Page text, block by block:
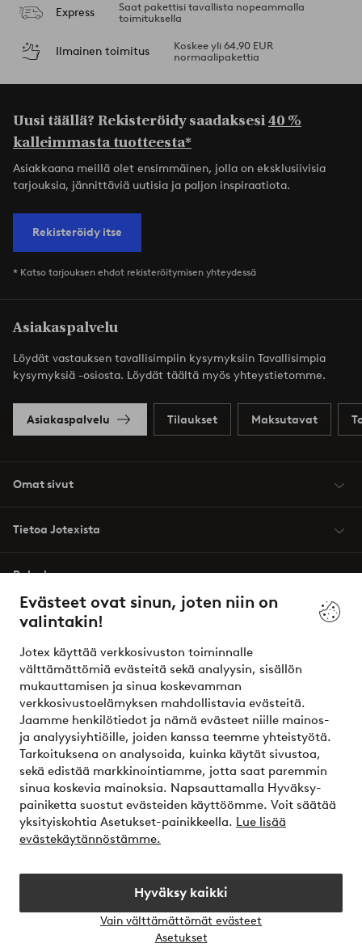
Evästeet ovat sinun, joten niin on
valintakin!
Jotex käyttää verkkosivuston toiminnalle
välttämättömiä evästeitä sekä analyysin, sisällön
mukauttamisen ja sinua koskevamman
verkkosivustoelämyksen mahdollistavia evästeitä.
Jaamme henkilötiedot ja nämä evästeet niille mainos-
ja analyysiyhtiöille, joiden kanssa teemme yhteistyötä.
Tarkoituksena on analysoida, kuinka käytät sivustoa,
sekä edistää markkinointiamme, jotta saat paremmin
sinua koskevia mainoksia. Napsauttamalla Hyväksy-
painiketta suostut evästeiden käyttöömme. Voit säätää
yksityiskohtia Asetukset-painikkeella. Lue lisää
evästekäytännöstämme.
Hyväksy kaikki
Vain välttämättömät evästeet
Asetukset
Express
Saat pakettisi tavallista nopeammalla
toimituksella
Ilmainen toimitus
Koskee yli 64,90 EUR
normaalipakettia
Uusi täällä? Rekisteröidy saadaksesi40 %
kalleimmasta tuotteesta*
Asiakkaana meillä olet ensimmäinen, jolla on eksklusiivisia
tarjouksia, jännittäviä uutisia ja paljon inspiraatiota.
Rekisteröidy itse
* Katso tarjouksen ehdot rekisteröitymisen yhteydessä
Asiakaspalvelu
Löydät vastauksen tavallisimpiin kysymyksiin Tavallisimpia
kysymyksiä -osiosta. Löydät täältä myös yhteystietomme.
Asiakaspalvelu Tilaukset Maksutavat
Omat sivut
Tietoa Jotexista
Palvelumme
Ehdot
Ystävät
Turvalliset maksut – maksa nyt tai erissä
Haluatko tietää lisää maksuvaihtoehdoistamme?
elpy